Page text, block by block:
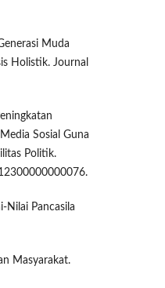
Muda
Holistik. Journal
Sosial Guna
Politik.
Nilai Pancasila
Masyarakat.